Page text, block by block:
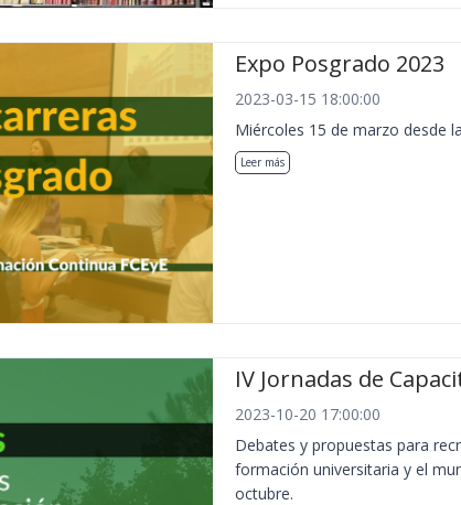
Expo Posgrado 2023
2023-03-15 18:00:00
Miércoles 15 de marzo desde
Leer más
IV Jornadas de
2023-10-20 17:00:00
Debates y propuestas para
formación universitaria y el
octubre.